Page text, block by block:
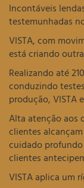
Incontáveis
testemunhadas
VISTA, com
está criando
Realizando até
conduzindo
produção, VISTA
Alta atenção aos
clientes
cuidado
clientes
VISTA aplica um